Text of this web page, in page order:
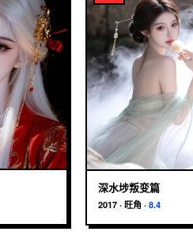
深水埗叛变篇
2017· 旺角 · 8.4